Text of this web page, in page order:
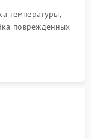
температуры,
поврежденных
и контактов.